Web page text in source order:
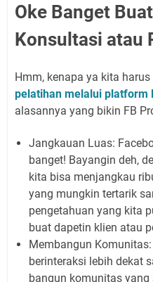
Oke Banget
Konsultasi atau
Hmm, kenapa ya kita harus
pelatihan melalui platform
alasannya yang bikin FB
Jangkauan Luas:
banget! Bayangin deh,
kita bisa menjangkau
yang mungkin tertarik
pengetahuan yang kita
buat dapetin klien atau
Membangun Komunitas:
berinteraksi lebih dekat
bangun komunitas